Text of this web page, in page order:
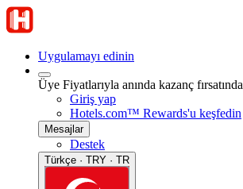
Uygulamayı edinin
Üye Fiyatlarıyla anında kazanç
Giriş yap
Hotels.com™ Rewards'u keşfedin
Mesajlar
Destek
Türkçe · TRY · TR